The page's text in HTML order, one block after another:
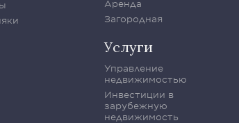
Аренда
Загородная
Услуги
Управление
недвижимостью
Инвестиции в
зарубежную
недвижимость